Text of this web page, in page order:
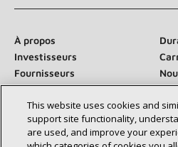
À propos
Investisseurs
Fournisseurs
Salle de presse
This website uses cookies and
support site functionality,
are used, and improve your